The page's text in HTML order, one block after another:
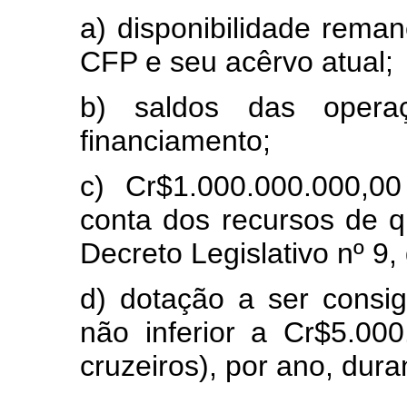
a) disponibilidade
CFP e seu acêrvo atual;
b) saldos das
financiamento;
c)
conta dos recursos de
Decreto Legislativo nº
d) dotação a ser
não inferior a
cruzeiros), por ano,